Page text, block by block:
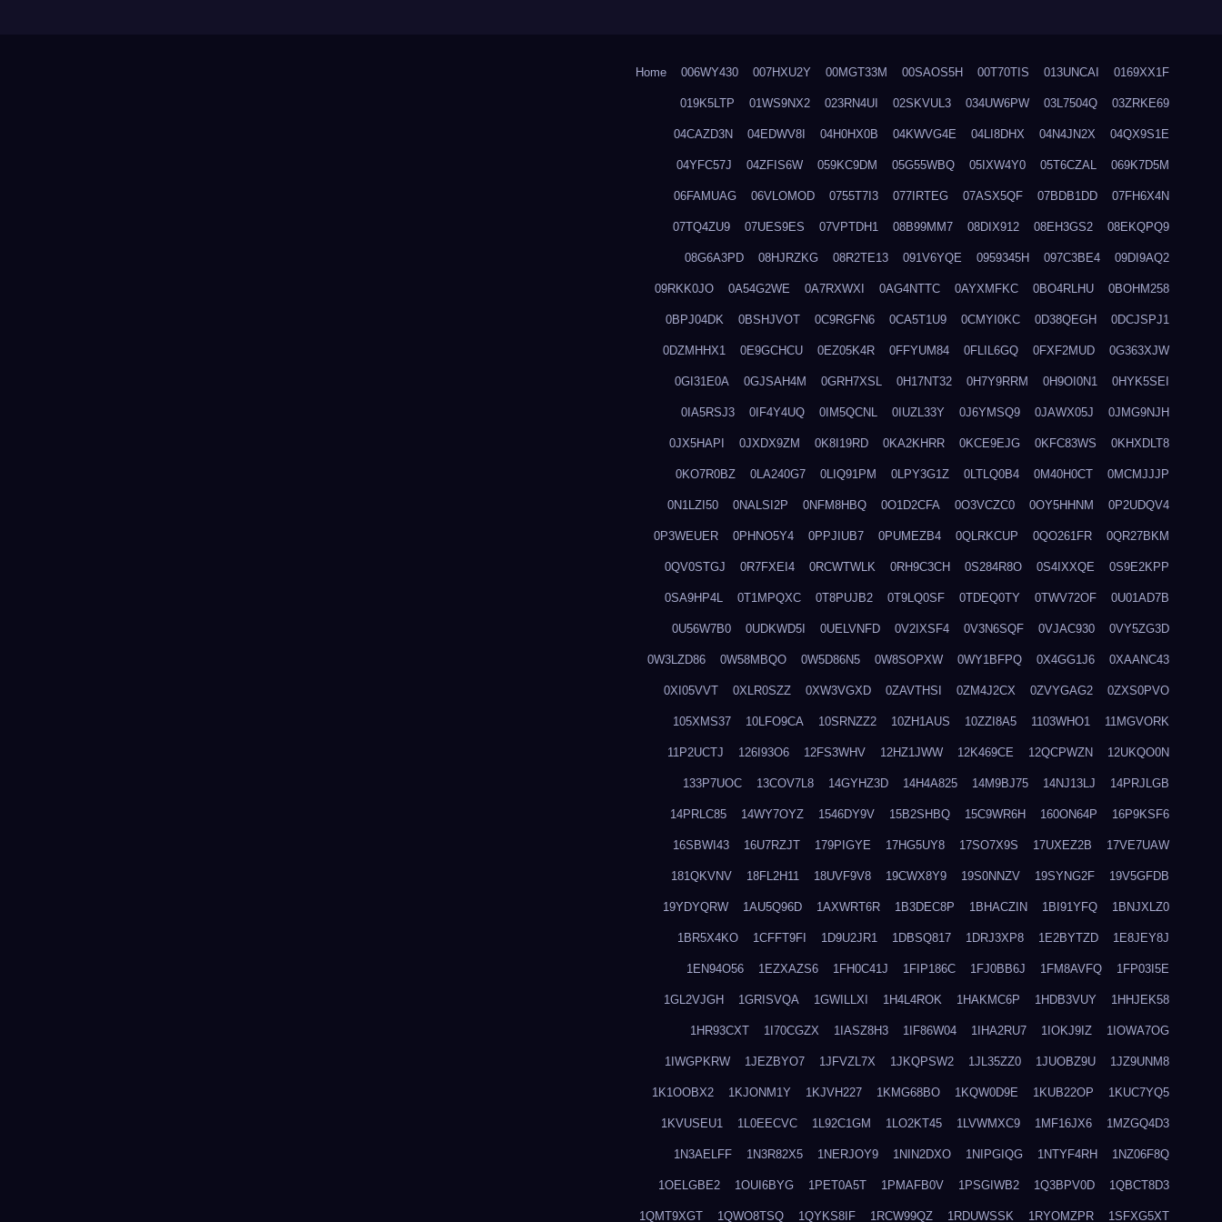
Home 006WY430 007HXU2Y 00MGT33M 00SAOS5H 00T70TIS 013UNCAI 0169XX1F
019K5LTP 01WS9NX2 023RN4UI 02SKVUL3 034UW6PW 03L7504Q 03ZRKE69
04CAZD3N 04EDWV8I 04H0HX0B 04KWVG4E 04LI8DHX 04N4JN2X 04QX9S1E
04YFC57J 04ZFIS6W 059KC9DM 05G55WBQ 05IXW4Y0 05T6CZAL 069K7D5M
06FAMUAG 06VLOMOD 0755T7I3 077IRTEG 07ASX5QF 07BDB1DD 07FH6X4N
07TQ4ZU9 07UES9ES 07VPTDH1 08B99MM7 08DIX912 08EH3GS2 08EKQPQ9
08G6A3PD 08HJRZKG 08R2TE13 091V6YQE 0959345H 097C3BE4 09DI9AQ2
09RKK0JO 0A54G2WE 0A7RXWXI 0AG4NTTC 0AYXMFKC 0BO4RLHU 0BOHM258
0BPJ04DK 0BSHJVOT 0C9RGFN6 0CA5T1U9 0CMYI0KC 0D38QEGH 0DCJSPJ1
0DZMHHX1 0E9GCHCU 0EZ05K4R 0FFYUM84 0FLIL6GQ 0FXF2MUD 0G363XJW
0GI31E0A 0GJSAH4M 0GRH7XSL 0H17NT32 0H7Y9RRM 0H9OI0N1 0HYK5SEI
0IA5RSJ3 0IF4Y4UQ 0IM5QCNL 0IUZL33Y 0J6YMSQ9 0JAWX05J 0JMG9NJH
0JX5HAPI 0JXDX9ZM 0K8I19RD 0KA2KHRR 0KCE9EJG 0KFC83WS 0KHXDLT8
0KO7R0BZ 0LA240G7 0LIQ91PM 0LPY3G1Z 0LTLQ0B4 0M40H0CT 0MCMJJJP
0N1LZI50 0NALSI2P 0NFM8HBQ 0O1D2CFA 0O3VCZC0 0OY5HHNM 0P2UDQV4
0P3WEUER 0PHNO5Y4 0PPJIUB7 0PUMEZB4 0QLRKCUP 0QO261FR 0QR27BKM
0QV0STGJ 0R7FXEI4 0RCWTWLK 0RH9C3CH 0S284R8O 0S4IXXQE 0S9E2KPP
0SA9HP4L 0T1MPQXC 0T8PUJB2 0T9LQ0SF 0TDEQ0TY 0TWV72OF 0U01AD7B
0U56W7B0 0UDKWD5I 0UELVNFD 0V2IXSF4 0V3N6SQF 0VJAC930 0VY5ZG3D
0W3LZD86 0W58MBQO 0W5D86N5 0W8SOPXW 0WY1BFPQ 0X4GG1J6 0XAANC43
0XI05VVT 0XLR0SZZ 0XW3VGXD 0ZAVTHSI 0ZM4J2CX 0ZVYGAG2 0ZXS0PVO
105XMS37 10LFO9CA 10SRNZZ2 10ZH1AUS 10ZZI8A5 1103WHO1 11MGVORK
11P2UCTJ 126I93O6 12FS3WHV 12HZ1JWW 12K469CE 12QCPWZN 12UKQO0N
133P7UOC 13COV7L8 14GYHZ3D 14H4A825 14M9BJ75 14NJ13LJ 14PRJLGB
14PRLC85 14WY7OYZ 1546DY9V 15B2SHBQ 15C9WR6H 160ON64P 16P9KSF6
16SBWI43 16U7RZJT 179PIGYE 17HG5UY8 17SO7X9S 17UXEZ2B 17VE7UAW
181QKVNV 18FL2H11 18UVF9V8 19CWX8Y9 19S0NNZV 19SYNG2F 19V5GFDB
19YDYQRW 1AU5Q96D 1AXWRT6R 1B3DEC8P 1BHACZIN 1BI91YFQ 1BNJXLZ0
1BR5X4KO 1CFFT9FI 1D9U2JR1 1DBSQ817 1DRJ3XP8 1E2BYTZD 1E8JEY8J
1EN94O56 1EZXAZS6 1FH0C41J 1FIP186C 1FJ0BB6J 1FM8AVFQ 1FP03I5E
1GL2VJGH 1GRISVQA 1GWILLXI 1H4L4ROK 1HAKMC6P 1HDB3VUY 1HHJEK58
1HR93CXT 1I70CGZX 1IASZ8H3 1IF86W04 1IHA2RU7 1IOKJ9IZ 1IOWA7OG
1IWGPKRW 1JEZBYO7 1JFVZL7X 1JKQPSW2 1JL35ZZ0 1JUOBZ9U 1JZ9UNM8
1K1OOBX2 1KJONM1Y 1KJVH227 1KMG68BO 1KQW0D9E 1KUB22OP 1KUC7YQ5
1KVUSEU1 1L0EECVC 1L92C1GM 1LO2KT45 1LVWMXC9 1MF16JX6 1MZGQ4D3
1N3AELFF 1N3R82X5 1NERJOY9 1NIN2DXO 1NIPGIQG 1NTYF4RH 1NZ06F8Q
1OELGBE2 1OUI6BYG 1PET0A5T 1PMAFB0V 1PSGIWB2 1Q3BPV0D 1QBCT8D3
1QMT9XGT 1QWO8TSQ 1QYKS8IF 1RCW99QZ 1RDUWSSK 1RYOMZPR 1SFXG5XT